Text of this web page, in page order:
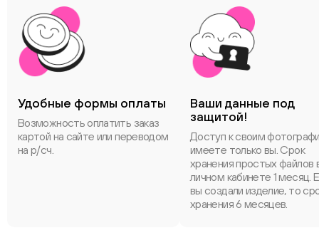
Удобные формы оплаты
Возможность оплатить заказ
картой на сайте или переводом
на р/сч.
Ваши данные под
защитой!
Доступ к своим
имеете только вы. Срок
хранения простых файлов
личном кабинете 1 месяц.
вы создали изделие, то
хранения 6 месяцев.